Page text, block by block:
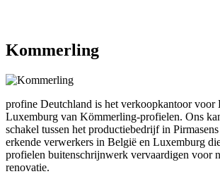
Kommerling
profine Deutchland is het verkoopkantoor voor
Luxemburg van Kömmerling-profielen. Ons
schakel tussen het productiebedrijf in
erkende verwerkers in België en Luxemburg
profielen buitenschrijnwerk vervaardigen voor
renovatie.